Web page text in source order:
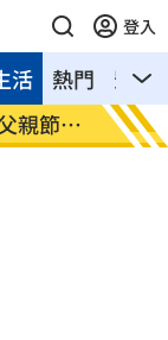
登入
熱門 影音
活
營養師推大豆1